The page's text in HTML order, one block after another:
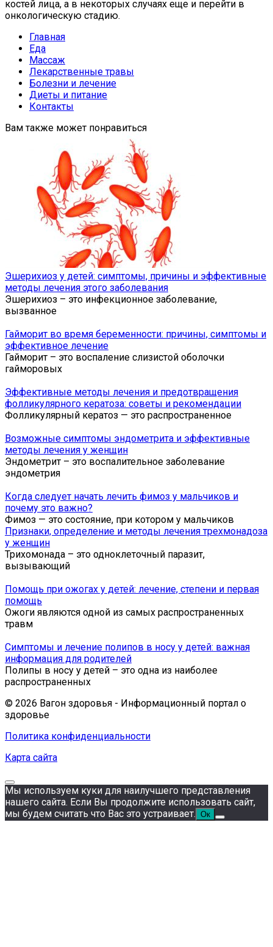
костей лица, а в некоторых случаях еще и перейти в
онкологическую стадию.
Главная
Еда
Массаж
Лекарственные травы
Болезни и лечение
Диеты и питание
Контакты
Вам также может понравиться
Эшерихиоз у детей: симптомы, причины и эффективные
методы лечения этого заболевания
Эшерихиоз – это инфекционное заболевание,
вызванное
Гайморит во время беременности: причины, симптомы и
эффективное лечение
Гайморит – это воспаление слизистой оболочки
гайморовых
Эффективные методы лечения и предотвращения
фолликулярного кератоза: советы и рекомендации
Фолликулярный кератоз — это распространенное
Возможные симптомы эндометрита и эффективные
методы лечения у женщин
Эндометрит – это воспалительное заболевание
эндометрия
Когда следует начать лечить фимоз у мальчиков и
почему это важно?
Фимоз — это состояние, при котором у мальчиков
Признаки, определение и методы лечения трехмонадоза
у женщин
Трихомонада – это одноклеточный паразит,
вызывающий
Помощь при ожогах у детей: лечение, степени и первая
помощь
Ожоги являются одной из самых распространенных
травм
Симптомы и лечение полипов в носу у детей: важная
информация для родителей
Полипы в носу у детей – это одна из наиболее
распространенных
© 2026 Вагон здоровья - Информационный портал о
здоровье
Политика конфиденциальности
Карта сайта
Мы используем куки для наилучшего представления
нашего сайта. Если Вы продолжите использовать сайт,
мы будем считать что Вас это устраивает. Ок